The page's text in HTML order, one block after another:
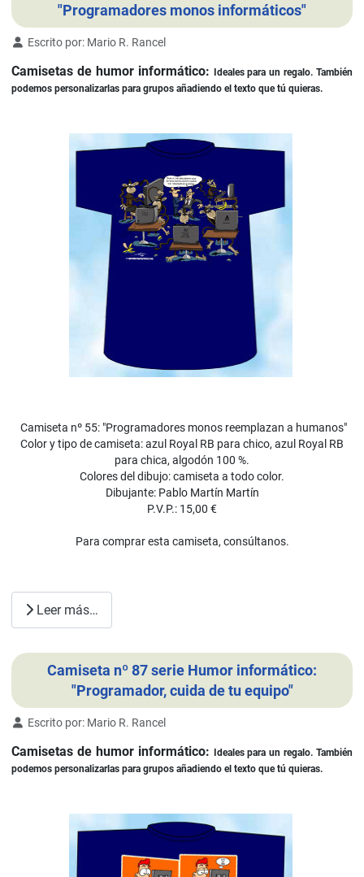
"Programadores monos informáticos"
Detalles
Escrito por: Mario R. Rancel
Camisetas de humor informático:
Ideales para un regalo. También
podemos personalizarlas para grupos añadiendo el texto que tú quieras.
Camiseta nº 55: "Programadores monos reemplazan a humanos"
Color y tipo de camiseta: azul Royal RB para chico, azul Royal RB
para chica, algodón 100 %.
Colores del dibujo: camiseta a todo color.
Dibujante: Pablo Martín Martín
P.V.P.: 15,00 €
Para comprar esta camiseta, consúltanos.
Leer más…
Camiseta nº 87 serie Humor informático:
"Programador, cuida de tu equipo"
Detalles
Escrito por: Mario R. Rancel
Camisetas de humor informático:
Ideales para un regalo. También
podemos personalizarlas para grupos añadiendo el texto que tú quieras.